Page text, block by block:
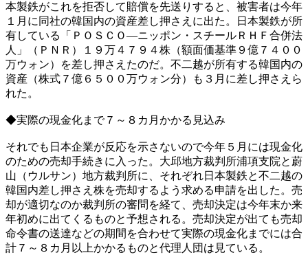
本製鉄がこれを拒否して賠償を先送りすると、被害者は今年
１月に同社の韓国内の資産差し押さえに出た。日本製鉄が所
有している「ＰＯＳＣＯ―ニッポン・スチールＲＨＦ合併法
人」（ＰＮＲ）１９万４７９４株（額面価基準９億７４００
万ウォン）を差し押さえたのだ。不二越が所有する韓国内の
資産（株式７億６５００万ウォン分）も３月に差し押さえら
れた。
◆実際の現金化まで７～８カ月かかる見込み
それでも日本企業が反応を示さないので今年５月には現金化
のための売却手続きに入った。大邱地方裁判所浦項支院と蔚
山（ウルサン）地方裁判所に、それぞれ日本製鉄と不二越の
韓国内差し押さえ株を売却するよう求める申請を出した。売
却が適切なのか裁判所の審問を経て、売却決定は今年末か来
年初めに出てくるものと予想される。売却決定が出ても売却
命令書の送達などの期間を合わせて実際の現金化までには合
計７～８カ月以上かかるものと代理人団は見ている。